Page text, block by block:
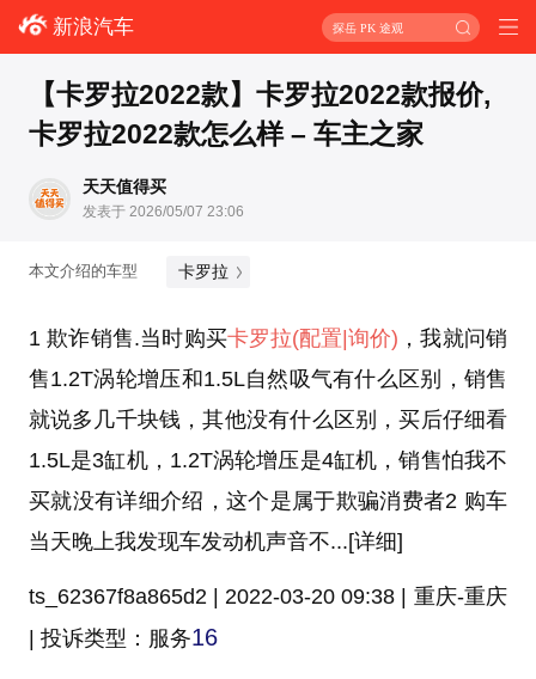
新浪汽车 探岳 PK 途观
【卡罗拉2022款】卡罗拉2022款报价,
卡罗拉2022款怎么样 – 车主之家
天天值得买
发表于 2026/05/07 23:06
本文介绍的车型 卡罗拉
1 欺诈销售.当时购买卡罗拉(配置|询价) ，我就问销
售1.2T涡轮增压和1.5L自然吸气有什么区别，销售
就说多几千块钱，其他没有什么区别，买后仔细看
1.5L是3缸机，1.2T涡轮增压是4缸机，销售怕我不
买就没有详细介绍，这个是属于欺骗消费者2 购车
当天晚上我发现车发动机声音不...[详细]
ts_62367f8a865d2 | 2022-03-20 09:38 | 重庆-重庆
| 投诉类型：服务16